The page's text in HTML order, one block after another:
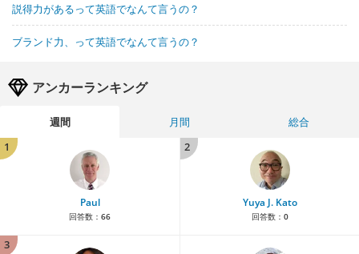
説得力があるって英語でなんて言うの？
ブランド力、って英語でなんて言うの？
アンカーランキング
週間 月間
総合
1
Paul
回答数： 66
2
Yuya J. Kato
回答数： 0
3